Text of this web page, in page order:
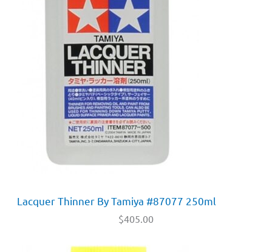
Lacquer Thinner By Tamiya #87077 250ml
$405.00